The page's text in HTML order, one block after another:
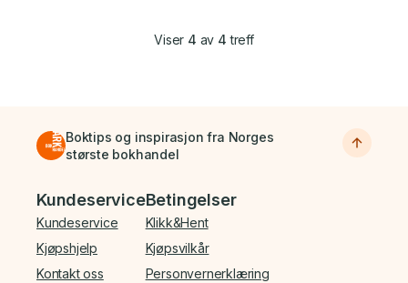
Viser 4 av 4 treff
Boktips og inspirasjon fra Norges
største bokhandel
Bunnmeny
Kundeservice
Kundeservice
Kjøpshjelp
Kontakt oss
Betingelser
Klikk&Hent
Kjøpsvilkår
Personvernerklæring